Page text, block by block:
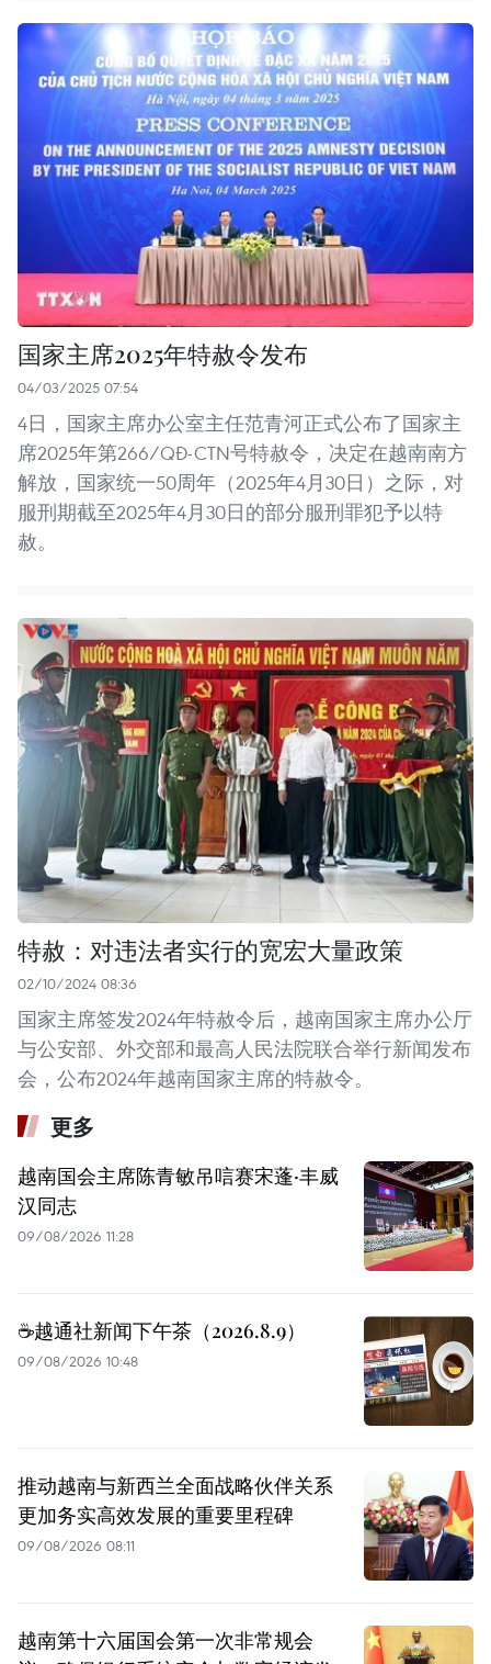
国家主席2025年特赦令发布
04/03/2025 07:54
4日，国家主席办公室主任范青河正式公布了国家主
席2025年第266/QĐ-CTN号特赦令，决定在越南南方
解放，国家统一50周年（2025年4月30日）之际，对
服刑期截至2025年4月30日的部分服刑罪犯予以特
赦。
特赦：对违法者实行的宽宏大量政策
02/10/2024 08:36
国家主席签发2024年特赦令后，越南国家主席办公厅
与公安部、外交部和最高人民法院联合举行新闻发布
会，公布2024年越南国家主席的特赦令。
更多
越南国会主席陈青敏吊唁赛宋蓬·丰威
汉同志
09/08/2026 11:28
☕️越通社新闻下午茶（2026.8.9）
09/08/2026 10:48
推动越南与新西兰全面战略伙伴关系
更加务实高效发展的重要里程碑
09/08/2026 08:11
越南第十六届国会第一次非常规会